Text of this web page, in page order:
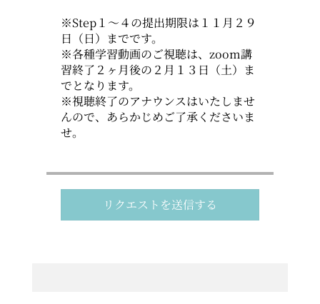
※Step１～４の提出期限は１１月２９
日（日）までです。
※各種学習動画のご視聴は、zoom講
習終了２ヶ月後の２月１３日（土）ま
でとなります。
※視聴終了のアナウンスはいたしませ
んので、あらかじめご了承くださいま
せ。
リクエストを送信する